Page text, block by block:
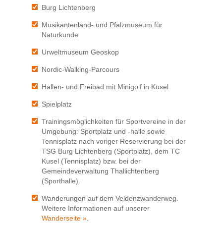
Burg Lichtenberg
Musikantenland- und Pfalzmuseum für
Naturkunde
Urweltmuseum Geoskop
Nordic-Walking-Parcours
Hallen- und Freibad mit Minigolf in Kusel
Spielplatz
Trainingsmöglichkeiten für Sportvereine in der
Umgebung: Sportplatz und -halle sowie
Tennisplatz nach voriger Reservierung bei der
TSG Burg Lichtenberg (Sportplatz), dem TC
Kusel (Tennisplatz) bzw. bei der
Gemeindeverwaltung Thallichtenberg
(Sporthalle).
Wanderungen auf dem Veldenzwanderweg.
Weitere Informationen auf unserer
Wanderseite ».